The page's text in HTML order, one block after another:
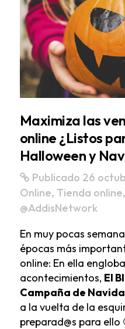
Maximiza las
online ¿Listos
Halloween y
Publicado 26
Online, Tienda online,
@AddisNetwork
En muy pocas
épocas más
online: En ella
acontecimientos, El
Campaña de
a la vuelta de la
preparad@s para ello